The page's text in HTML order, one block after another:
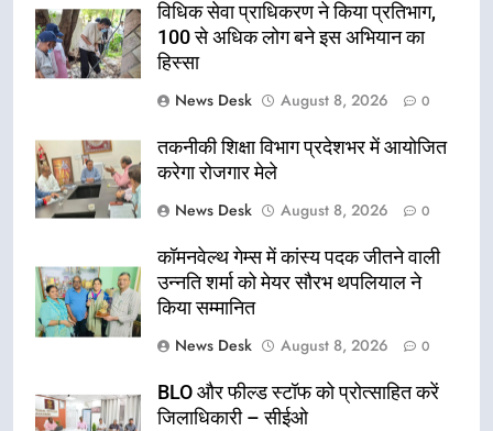
विधिक सेवा प्राधिकरण ने किया प्रतिभाग,
100 से अधिक लोग बने इस अभियान का
हिस्सा
News Desk
August 8, 2026 0
तकनीकी शिक्षा विभाग प्रदेशभर में आयोजित
करेगा रोजगार मेले
News Desk
August 8, 2026 0
कॉमनवेल्थ गेम्स में कांस्य पदक जीतने वाली
उन्नति शर्मा को मेयर सौरभ थपलियाल ने
किया सम्मानित
News Desk
August 8, 2026 0
BLO और फील्ड स्टॉफ को प्रोत्साहित करें
जिलाधिकारी – सीईओ